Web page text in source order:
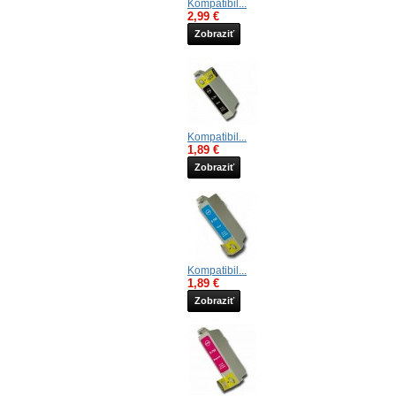
Kompatibil...
2,99 €
Zobraziť
Kompatibil...
1,89 €
Zobraziť
Kompatibil...
1,89 €
Zobraziť